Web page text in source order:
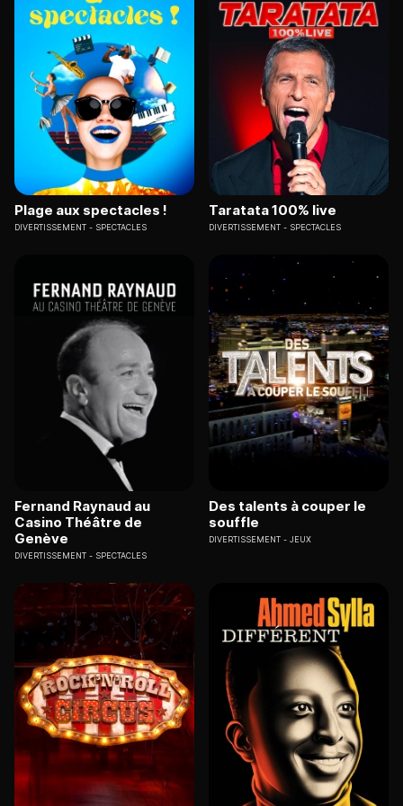
Plage aux spectacles !
DIVERTISSEMENT SPECTACLES
Taratata 100% live
DIVERTISSEMENT SPECTACLES
Fernand Raynaud au
Casino Théâtre de
Genève
DIVERTISSEMENT SPECTACLES
Des talents à couper le
souffle
DIVERTISSEMENT JEUX